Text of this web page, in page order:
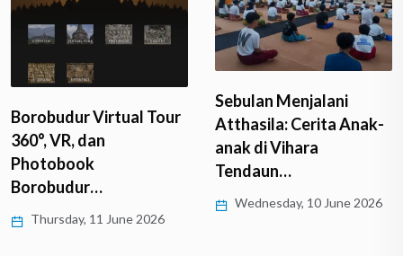
Borobudur Virtual Tour
360°, VR, dan
Photobook
Borobudur…
Thursday, 11 June 2026
Sebulan Menjalani
Atthasila: Cerita Anak-
anak di Vihara
Tendaun…
Wednesday, 10 June 2026